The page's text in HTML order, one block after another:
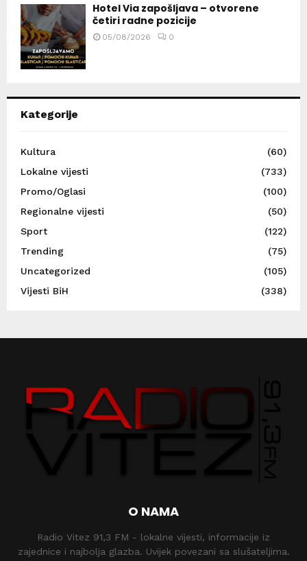
Hotel Via zapošljava – otvorene
četiri radne pozicije
05/08/2026 0
Kategorije
Kultura
(60)
Lokalne vijesti
(733)
Promo/Oglasi
(100)
Regionalne vijesti
(50)
Sport
(122)
Trending
(75)
Uncategorized
(105)
Vijesti BiH
(338)
O NAMA
Radio Vitez 91,3 FM - lokalne vijesti, informacije iz
zajednice i najbolja glazba. Uvijek povezani sa slušateljima.